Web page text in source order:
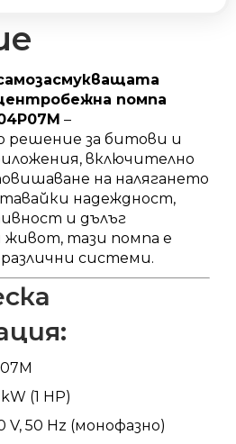
помпа
–
решение за битови и
включително
на налягането
надеждност,
и дълъг
живот, тази помпа е
системи.
(1 HP)
V, 50 Hz (монофазно)